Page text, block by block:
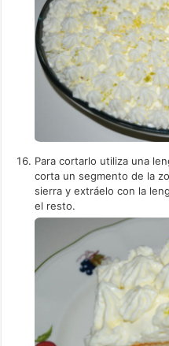
Para cortarlo utiliza una
corta un segmento de la
sierra y extráelo con la
el resto.